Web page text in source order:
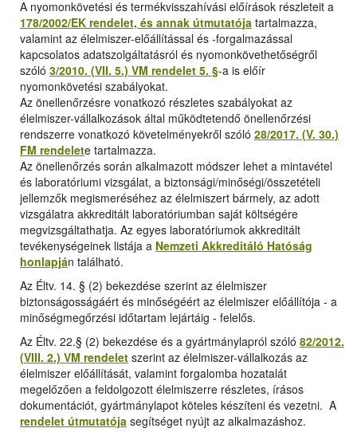
A nyomonkövetési és termékvisszahívási előírások részleteit a
178/2002/EK rendelet, és annak útmutatója tartalmazza,
valamint az élelmiszer-előállítással és -forgalmazással
kapcsolatos adatszolgáltatásról és nyomonkövethetőségről
szóló 3/2010. (VII. 5.) VM rendelet 5. §-a is előír
nyomonkövetési szabályokat.
Az önellenőrzésre vonatkozó részletes szabályokat az
élelmiszer-vállalkozások által működtetendő önellenőrzési
rendszerre vonatkozó követelményekről szóló 28/2017. (V. 30.)
FM rendelete tartalmazza.
Az önellenőrzés során alkalmazott módszer lehet a mintavétel
és laboratóriumi vizsgálat, a biztonsági/minőségi/összetételi
jellemzők megismeréséhez az élelmiszert bármely, az adott
vizsgálatra akkreditált laboratóriumban saját költségére
megvizsgáltathatja. Az egyes laboratóriumok akkreditált
tevékenységeinek listája a Nemzeti Akkreditáló Hatóság
honlapján található.
Az Éltv. 14. § (2) bekezdése szerint az élelmiszer
biztonságosságáért és minőségéért az élelmiszer előállítója - a
minőségmegőrzési időtartam lejártáig - felelős.
Az Éltv. 22.§ (2) bekezdése és a gyártmánylapról szóló 82/2012.
(VIII. 2.) VM rendelet szerint az élelmiszer-vállalkozás az
élelmiszer előállítását, valamint forgalomba hozatalát
megelőzően a feldolgozott élelmiszerre részletes, írásos
dokumentációt, gyártmánylapot köteles készíteni és vezetni. A
rendelet útmutatója segítséget nyújt az alkalmazáshoz.